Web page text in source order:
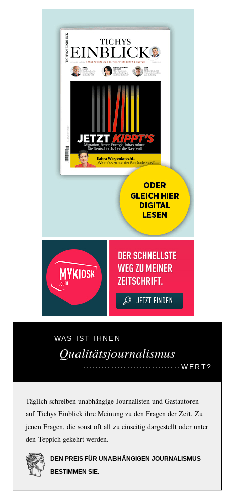
WAS IST IHNEN
Qualitätsjournalismus
WERT?
Täglich schreiben unabhängige Journalisten und Gastautoren
auf Tichys Einblick ihre Meinung zu den Fragen der Zeit. Zu
jenen Fragen, die sonst oft all zu einseitig dargestellt oder unter
den Teppich gekehrt werden.
DEN PREIS FÜR UNABHÄNGIGEN JOURNALISMUS
BESTIMMEN SIE.